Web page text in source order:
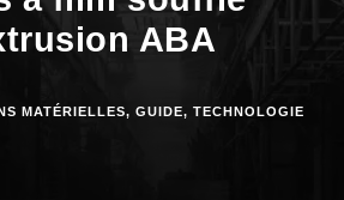
ABA
MATÉRIELLES, GUIDE, TECHNOLOGIE